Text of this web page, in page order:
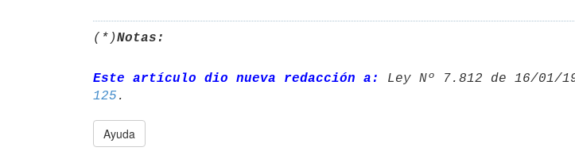
(*)Notas:
Este artículo dio nueva redacción a:
Ley Nº 7.812 de 16/01/
125
Ayuda